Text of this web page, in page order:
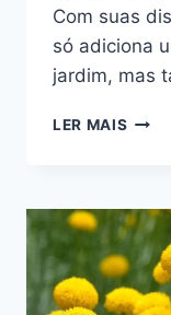
Com suas
só adiciona
jardim, mas
LER MAIS FLOR
QUE